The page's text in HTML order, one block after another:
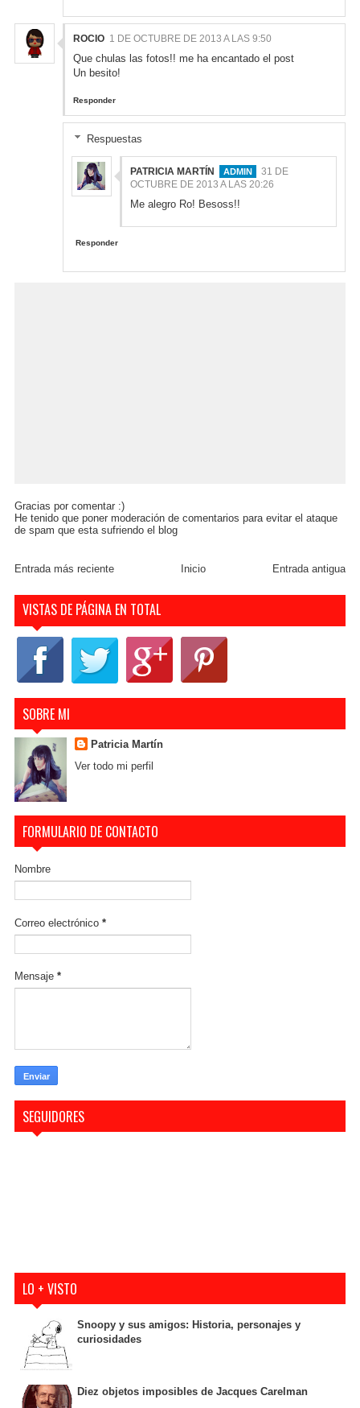
ROCIO 1 DE OCTUBRE DE 2013 A LAS 9:50
Que chulas las fotos!! me ha encantado el post
Un besito!
Responder
Respuestas
PATRICIA MARTÍN
31 DE
OCTUBRE DE 2013 A LAS 20:26
Me alegro Ro! Besoss!!
Responder
Gracias por comentar :)
He tenido que poner moderación de comentarios para evitar el ataque
de spam que esta sufriendo el blog
Entrada más reciente Entrada antigua
Inicio
VISTAS DE PÁGINA EN TOTAL
SOBRE MI
Patricia Martín
Ver todo mi perfil
FORMULARIO DE CONTACTO
Nombre
Correo electrónico *
Mensaje *
SEGUIDORES
LO + VISTO
Snoopy y sus amigos: Historia, personajes y
curiosidades
Diez objetos imposibles de Jacques Carelman